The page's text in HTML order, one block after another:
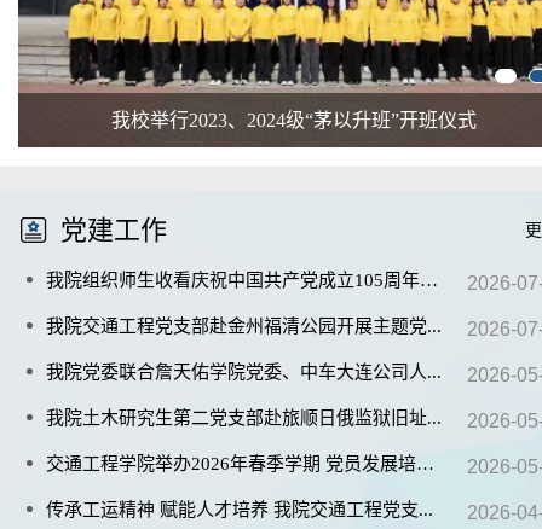
我校举行2023、2024级“茅以升班”开班仪式
党建工作
我院组织师生收看庆祝中国共产党成立105周年大 2026-
我院交通工程党支部赴金州福清公园开展主题党... 2026-
我院党委联合詹天佑学院党委、中车大连公司人... 2026-
我院土木研究生第二党支部赴旅顺日俄监狱旧址... 2026-
交通工程学院举办2026年春季学期 党员发展培训 2026-
传承工运精神 赋能人才培养 我院交通工程党支... 2026-